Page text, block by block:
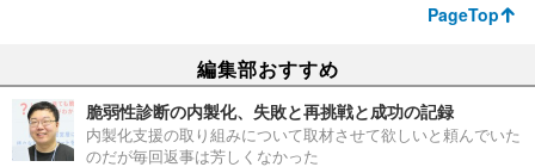
PageTop
編集部おすすめ
脆弱性診断の内製化、失敗と再挑戦と成功の記録
内製化支援の取り組みについて取材させて欲しいと頼んでいた
のだが毎回返事は芳しくなかった